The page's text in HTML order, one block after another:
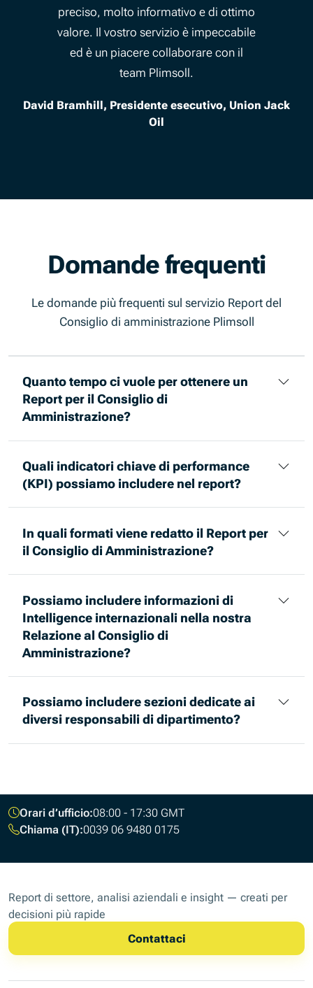
preciso, molto informativo e di ottimo
valore. Il vostro servizio è impeccabile
ed è un piacere collaborare con il
team Plimsoll.
David Bramhill, Presidente esecutivo, Union Jack
Oil
Domande frequenti
Le domande più frequenti sul servizio Report del
Consiglio di amministrazione Plimsoll
Quanto tempo ci vuole per ottenere un
Report per il Consiglio di
Amministrazione?
Quali indicatori chiave di performance
(KPI) possiamo includere nel report?
In quali formati viene redatto il Report per
il Consiglio di Amministrazione?
Possiamo includere informazioni di
Intelligence internazionali nella nostra
Relazione al Consiglio di
Amministrazione?
Possiamo includere sezioni dedicate ai
diversi responsabili di dipartimento?
Footer
Orari d’ufficio:08:00 - 17:30 GMT
Chiama (IT):0039 06 9480 0175
Report di settore, analisi aziendali e insight — creati per
decisioni più rapide
Contattaci